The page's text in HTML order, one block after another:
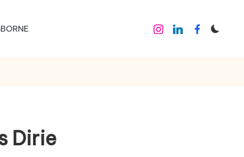
Instagram
LinkedinFacebook
Dirie